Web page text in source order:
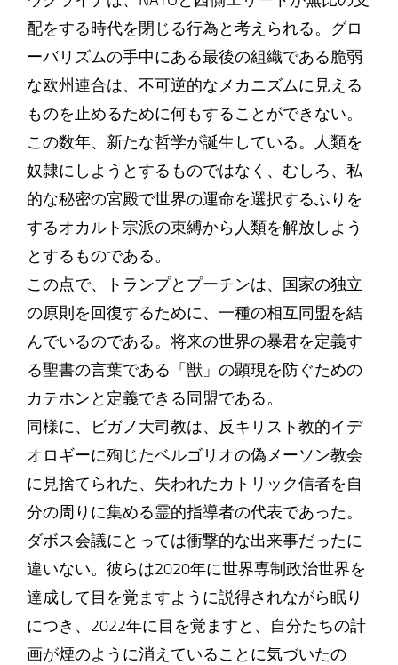
配をする時代を閉じる行為と考えられる。グロ
ーバリズムの手中にある最後の組織である脆弱
な欧州連合は、不可逆的なメカニズムに見える
ものを止めるために何もすることができない。
この数年、新たな哲学が誕生している。人類を
奴隷にしようとするものではなく、むしろ、私
的な秘密の宮殿で世界の運命を選択するふりを
するオカルト宗派の束縛から人類を解放しよう
とするものである。
この点で、トランプとプーチンは、国家の独立
の原則を回復するために、一種の相互同盟を結
んでいるのである。将来の世界の暴君を定義す
る聖書の言葉である「獣」の顕現を防ぐための
カテホンと定義できる同盟である。
同様に、ビガノ大司教は、反キリスト教的イデ
オロギーに殉じたベルゴリオの偽メーソン教会
に見捨てられた、失われたカトリック信者を自
分の周りに集める霊的指導者の代表であった。
ダボス会議にとっては衝撃的な出来事だったに
違いない。彼らは2020年に世界専制政治世界を
達成して目を覚ますように説得されながら眠り
につき、2022年に目を覚ますと、自分たちの計
画が煙のように消えていることに気づいたの